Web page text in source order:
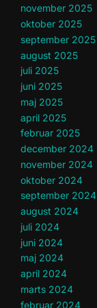
november 2025
oktober 2025
september 2025
august 2025
juli 2025
juni 2025
maj 2025
april 2025
februar 2025
december 2024
november 2024
oktober 2024
september 2024
august 2024
juli 2024
juni 2024
maj 2024
april 2024
marts 2024
februar 2024